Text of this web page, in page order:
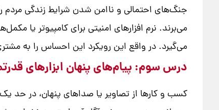
جنگ‌های احتمالی و ناامن شدن شرایط زندگی مردم
می‌برند. نرم افزارهای امنیتی برای کامپیوتر
می‌گیرد. در واقع این رویکرد این احساس را به
درس سوم: پیام‌های پنهان ابزارهای
کسب و کارها از تصاویر یا صداهای پنهان، در حد